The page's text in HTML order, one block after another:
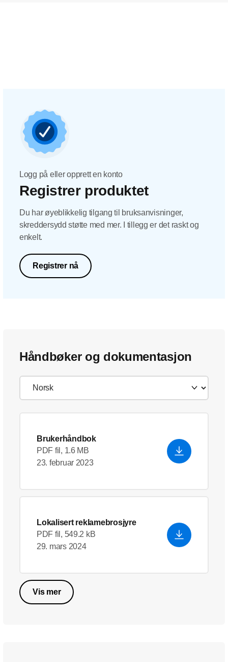
Logg på eller opprett en konto
Registrer produktet
Du har øyeblikkelig tilgang til bruksanvisninger,
skreddersydd støtte med mer. I tillegg er det raskt og
enkelt.
Registrer nå
Håndbøker og dokumentasjon
Brukerhåndbok
PDF fil, 1.6 MB
23. februar 2023
Lokalisert reklamebrosjyre
PDF fil, 549.2 kB
29. mars 2024
Vis mer